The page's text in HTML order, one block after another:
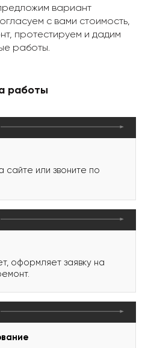
вариант
с вами стоимость,
протестируем и дадим
работы.
работы
сайте или звоните по
оформляет заявку на